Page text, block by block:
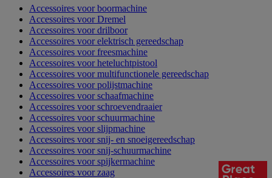
Accessoires voor boormachine
Accessoires voor Dremel
Accessoires voor drilboor
Accessoires voor elektrisch gereedschap
Accessoires voor freesmachine
Accessoires voor heteluchtpistool
Accessoires voor multifunctionele gereedschap
Accessoires voor polijstmachine
Accessoires voor schaafmachine
Accessoires voor schroevendraaier
Accessoires voor schuurmachine
Accessoires voor slijpmachine
Accessoires voor snij- en snoeigereedschap
Accessoires voor snij-schuurmachine
Accessoires voor spijkermachine
Accessoires voor zaag